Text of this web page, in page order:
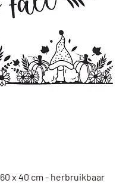
x 40 cm - herbruikbaar